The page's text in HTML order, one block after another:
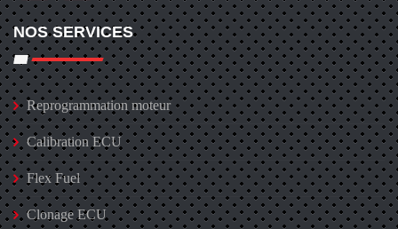
NOS SERVICES
Reprogrammation moteur
Calibration ECU
Flex Fuel
Clonage ECU